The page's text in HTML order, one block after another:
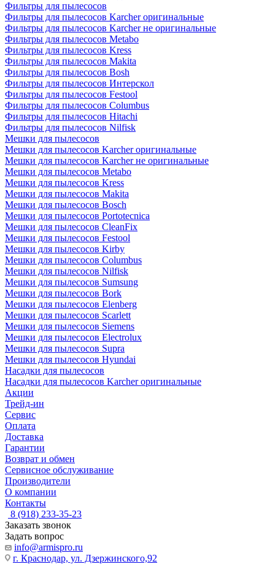
Фильтры для пылесосов
Фильтры для пылесосов Karcher оригинальные
Фильтры для пылесосов Karcher не оригинальные
Фильтры для пылесосов Metabo
Фильтры для пылесосов Kress
Фильтры для пылесосов Makita
Фильтры для пылесосов Bosh
Фильтры для пылесосов Интерскол
Фильтры для пылесосов Festool
Фильтры для пылесосов Columbus
Фильтры для пылесосов Hitachi
Фильтры для пылесосов Nilfisk
Мешки для пылесосов
Мешки для пылесосов Karcher оригинальные
Мешки для пылесосов Karcher не оригинальные
Мешки для пылесосов Metabo
Мешки для пылесосов Kress
Мешки для пылесосов Makita
Мешки для пылесосов Bosch
Мешки для пылесосов Portotecnica
Мешки для пылесосов CleanFix
Мешки для пылесосов Festool
Мешки для пылесосов Kirby
Мешки для пылесосов Columbus
Мешки для пылесосов Nilfisk
Мешки для пылесосов Sumsung
Мешки для пылесосов Bork
Мешки для пылесосов Elenberg
Мешки для пылесосов Scarlett
Мешки для пылесосов Siemens
Мешки для пылесосов Electrolux
Мешки для пылесосов Supra
Мешки для пылесосов Hyundai
Насадки для пылесосов
Насадки для пылесосов Karcher оригинальные
Акции
Трейд-ин
Сервис
Оплата
Доставка
Гарантии
Возврат и обмен
Сервисное обслуживание
Производители
О компании
Контакты
8 (918) 233-35-23
Заказать звонок
Задать вопрос
info@armispro.ru
г. Краснодар, ул. Дзержинского,92